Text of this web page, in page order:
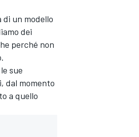
di un modello
dei
perché non
sue
dal momento
a quello